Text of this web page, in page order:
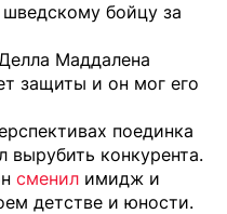
шведскому бойцу за
Маддалена
защиты и он мог его
поединка
конкурента.
сменил имидж и
детстве и юности.